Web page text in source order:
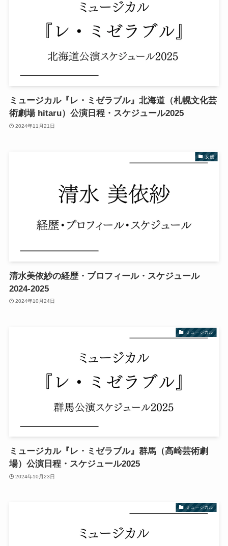
ミュージカル『レ・ミゼラブル』北海道（札幌文化芸
術劇場 hitaru）公演日程・スケジュール2025
2024年11月21日
女優
清水美依紗の経歴・プロフィール・スケジュール
2024-2025
2024年10月24日
ミュージカル
ミュージカル『レ・ミゼラブル』群馬（高崎芸術劇
場）公演日程・スケジュール2025
2024年10月23日
ミュージカル